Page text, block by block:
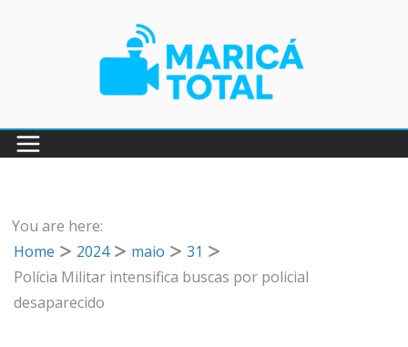
You are here:
Home
2024 maio
31
Polícia Militar intensifica buscas por policial
desaparecido